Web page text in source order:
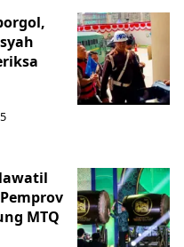
MTQ